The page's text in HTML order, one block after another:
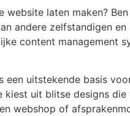
website laten maken?
andere zelfstandigen
content management
een uitstekende basis
kiest uit blitse designs
webshop of